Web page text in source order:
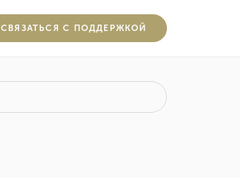
CВЯЗАТЬСЯ С ПОДДЕРЖКОЙ